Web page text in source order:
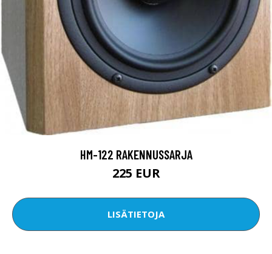
HM-122 RAKENNUSSARJA
225 EUR
LISÄTIETOJA